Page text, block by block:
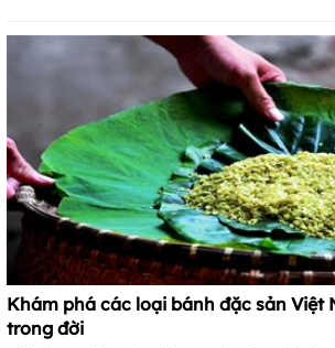
Khám phá các loại bánh đặc sản Việt
trong đời